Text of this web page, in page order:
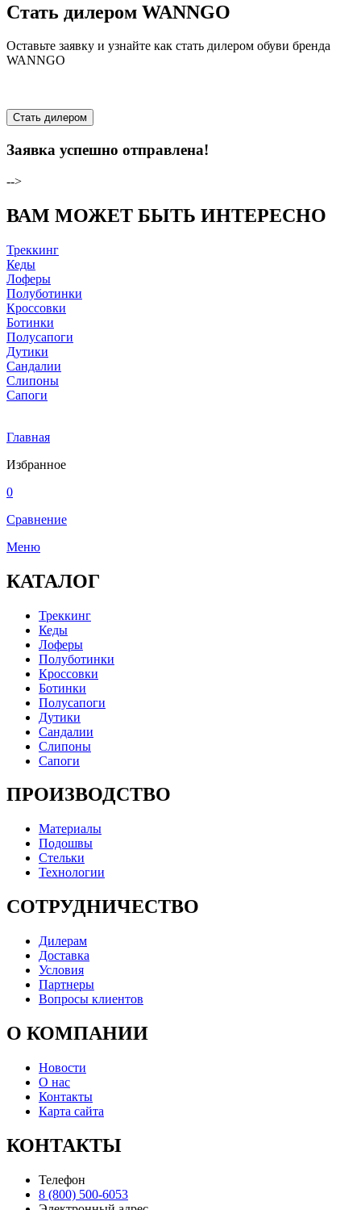
Стать дилером WANNGO
Оставьте заявку и узнайте как стать дилером обуви бренда
WANNGO
Стать дилером
Заявка успешно отправлена!
-->
ВАМ МОЖЕТ БЫТЬ ИНТЕРЕСНО
Треккинг
Кеды
Лоферы
Полуботинки
Кроссовки
Ботинки
Полусапоги
Дутики
Сандалии
Слипоны
Сапоги
Главная
Избранное
0
Сравнение
Меню
КАТАЛОГ
Треккинг
Кеды
Лоферы
Полуботинки
Кроссовки
Ботинки
Полусапоги
Дутики
Сандалии
Слипоны
Сапоги
ПРОИЗВОДСТВО
Материалы
Подошвы
Стельки
Технологии
СОТРУДНИЧЕСТВО
Дилерам
Доставка
Условия
Партнеры
Вопросы клиентов
О КОМПАНИИ
Новости
О нас
Контакты
Карта сайта
КОНТАКТЫ
Телефон
8 (800) 500-6053